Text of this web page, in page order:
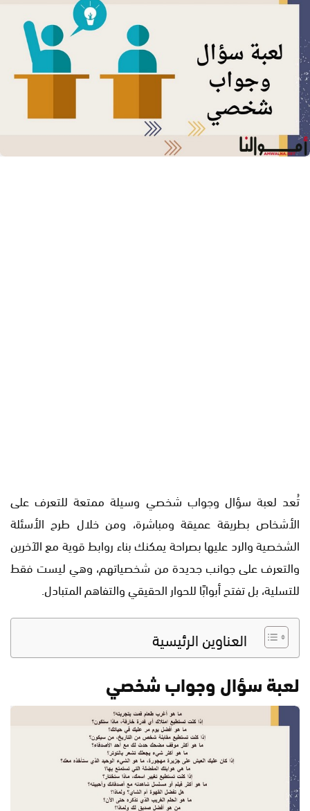
تُعد لعبة سؤال وجواب شخصي وسيلة ممتعة للتعرف على
الأشخاص بطريقة عميقة ومباشرة، ومن خلال طرح الأسئلة
الشخصية والرد عليها بصراحة يمكنك بناء روابط قوية مع الآخرين
والتعرف على جوانب جديدة من شخصياتهم، وهي ليست فقط
للتسلية، بل تفتح أبوابًا للحوار الحقيقي والتفاهم المتبادل.
العناوين الرئيسية
لعبة سؤال وجواب شخصي